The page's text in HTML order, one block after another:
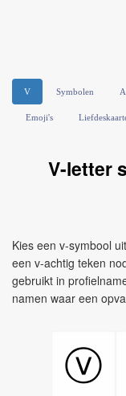
V Symbolen
Emoji's
V-letter
Kies een v-symbool
een v-achtig teken
gebruikt in
namen waar een
ⓥ